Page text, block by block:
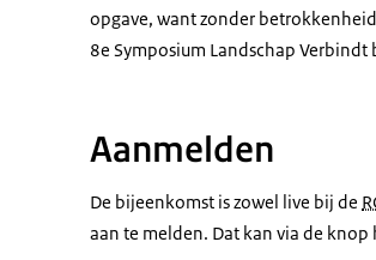
opgave, want zonder
8e Symposium Landschap
Aanmelden
De bijeenkomst is zowel live bij de
aan te melden. Dat kan via de knop